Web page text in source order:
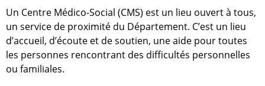
Un Centre Médico-Social (CMS) est un lieu ouvert à tous,
un service de proximité du Département. C’est un lieu
d’accueil, d’écoute et de soutien, une aide pour toutes
les personnes rencontrant des difficultés personnelles
ou familiales.